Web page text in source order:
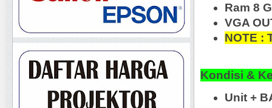
Ram 8
VGA
NOTE :
Kondisi &
Unit +